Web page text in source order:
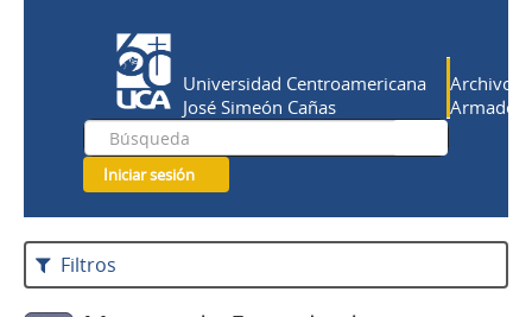
Universidad Centroamericana
José Simeón Cañas
Archivo
Armado
Iniciar sesión
Filtros